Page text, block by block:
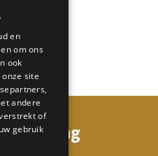
coaching
en
om ons
ook
site
andere
of
gebruik